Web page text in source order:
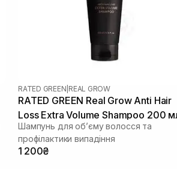
RATED GREEN REAL GROW
RATED GREEN Real Grow Anti Hair
Loss Extra Volume Shampoo 200
Шампунь для об’єму волосся та
профілактики випадіння
1 200₴